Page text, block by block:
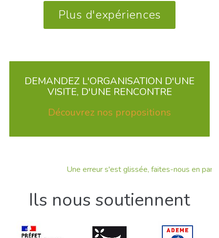
Plus d'expériences
DEMANDEZ L'ORGANISATION D'UNE
VISITE, D'UNE RENCONTRE
Découvrez nos propositions
Une erreur s'est glissée, faites-nous en part !
Ils nous soutiennent